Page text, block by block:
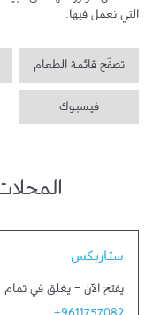
التي نعمل فيها.
تصفّح قائمة الطعام
فيسبوك
ستاربكس
يفتح الآن - يغلق في تمام